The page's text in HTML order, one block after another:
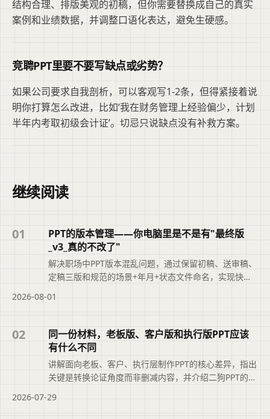
结构合理、排版美观的初稿，但你需要替换成自己的真实
案例和业绩数据，并调整口语化表达，避免生硬感。
竞聘PPT里要不要写缺点或劣势？
如果公司要求自我剖析，可以客观写1-2条，但得紧接着说
明你打算怎么改进，比如‘我在财务管理上经验偏少，计划
半年内考取初级会计证’。切忌只说缺点没有补救方案。
继续阅读
01
PPT的版本管理——你电脑里是不是有"最终版
_v3_真的不改了"
解决职场中PPT版本混乱问题，通过保留初稿、送审稿、
定稿三版和规范的场景+年月+状态文件命名，实现快速
2026-08-01
02
同一份材料，老板版、客户版和执行版PPT应该
有什么不同
讲解面向老板、客户、执行层制作PPT的核心差异，指出
关键是转换论证角度而非删减内容，并介绍二狗PPT的多
2026-07-29